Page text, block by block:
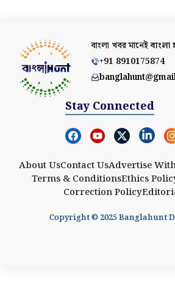
বাংলা খবর মানেইবাংলা
+91 8910175874
Stay Connected
About UsContact UsAdvertise
Terms & ConditionsEthics
Correction Policy
Copyright © 2025 Banglahunt